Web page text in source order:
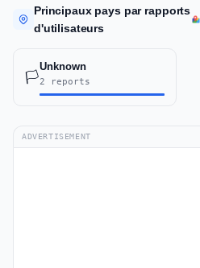
Principaux pays par rapports
d'utilisateurs
🏳️
Unknown
2 reports
ADVERTISEMENT